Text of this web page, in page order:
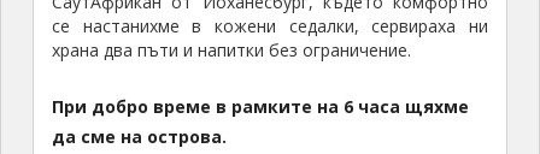
се настанихме в кожени седалки, сервираха ни
храна два пъти и напитки без ограничение.
При добро време в рамките на 6 часа щяхме
да сме на острова.